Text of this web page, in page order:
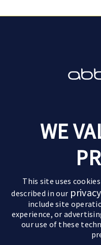
de juiste zorg kan
Goede momenten
Leefstijltips
Actief zijn
Relaties
Over parkinson
De ziekte van parkinson
Verloop van de ziekte
Symptomen
Motorische symptomen
Niet-motorische
Behandelingen
Medicijnen
Geavanceerde
Paramedische zorg
Partners &
Impact op partner en
Impact op de relatie
Zorgen voor een ouder
Sommige beelden en
zijn AI-gegenereerd
WE
This site uses
described in our
include site
experience, or
our use of these